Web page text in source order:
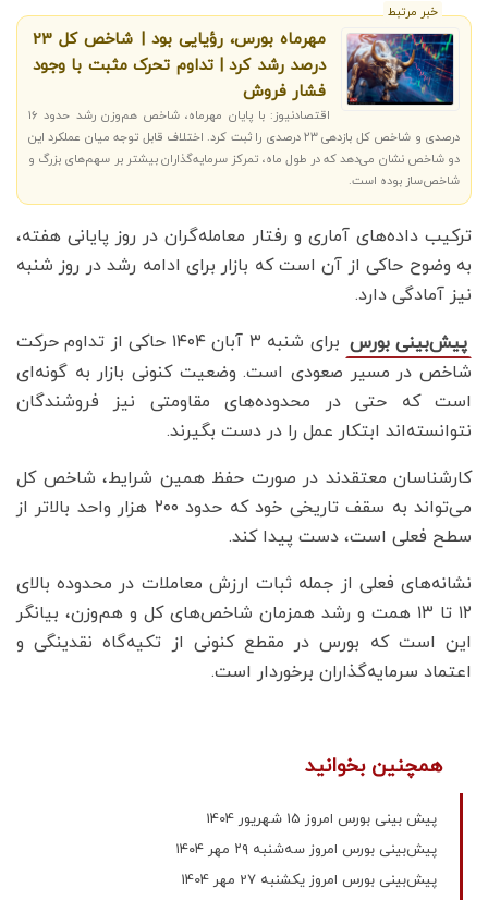
خبر مرتبط
مهرماه بورس، رؤیایی بود | شاخص کل 23
درصد رشد کرد | تداوم تحرک مثبت با وجود
فشار فروش
اقتصادنیوز: با پایان مهرماه، شاخص هم‌وزن رشد حدود ۱۶
درصدی و شاخص کل بازدهی ۲۳ درصدی را ثبت کرد. اختلاف قابل توجه میان عملکرد این
دو شاخص نشان می‌دهد که در طول ماه، تمرکز سرمایه‌گذاران بیشتر بر سهم‌های بزرگ و
شاخص‌ساز بوده است.
ترکیب داده‌های آماری و رفتار معامله‌گران در روز پایانی هفته،
به وضوح حاکی از آن است که بازار برای ادامه رشد در روز شنبه
نیز آمادگی دارد.
پیش‌بینی بورس
برای شنبه ۳ آبان ۱۴۰۴ حاکی از تداوم حرکت
شاخص در مسیر صعودی است. وضعیت کنونی بازار به گونه‌ای
است که حتی در محدوده‌های مقاومتی نیز فروشندگان
نتوانسته‌اند ابتکار عمل را در دست بگیرند.
کارشناسان معتقدند در صورت حفظ همین شرایط، شاخص کل
می‌تواند به سقف تاریخی خود که حدود ۲۰۰ هزار واحد بالاتر از
سطح فعلی است، دست پیدا کند.
نشانه‌های فعلی از جمله ثبات ارزش معاملات در محدوده بالای
۱۲ تا ۱۳ همت و رشد همزمان شاخص‌های کل و هم‌وزن، بیانگر
این است که بورس در مقطع کنونی از تکیه‌گاه نقدینگی و
اعتماد سرمایه‌گذاران برخوردار است.
همچنین بخوانید
پیش بینی بورس امروز 15 شهریور 1404
پیش‌بینی بورس امروز سه‌شنبه ۲۹ مهر ۱۴۰۴
پیش‌بینی بورس امروز یکشنبه 27 مهر 1404